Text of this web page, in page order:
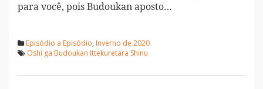
para você, pois Budoukan aposto…
Episódio a Episódio, Inverno de 2020
Oshi ga Budoukan Ittekuretara Shinu